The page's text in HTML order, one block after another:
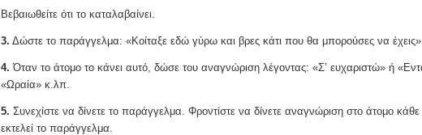
Βεβαιωθείτε ότι το καταλαβαίνει.
3. Δώστε το παράγγελμα: «Κοίταξε εδώ γύρω και βρες κάτι που θα μπορούσες να
4. Όταν το άτομο το κάνει αυτό, δώσε του αναγνώριση λέγοντας: «Σ’ ευχαριστώ» ή
«Ωραία» κ.λπ.
5. Συνεχίστε να δίνετε το παράγγελμα. Φροντίστε να δίνετε αναγνώριση στο άτομο
εκτελεί το παράγγελμα.